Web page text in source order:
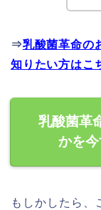
⇒乳酸菌革命の
知りたい方はこ
乳酸菌革
かを
もしかしたら、